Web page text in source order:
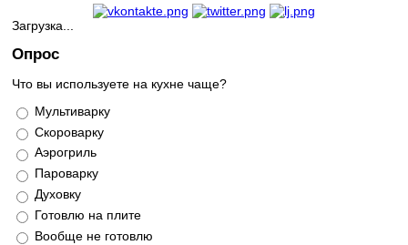
Загрузка...
Опрос
Что вы используете на кухне чаще?
Варианты
Мультиварку
Скороварку
Аэрогриль
Пароварку
Духовку
Готовлю на плите
Вообще не готовлю